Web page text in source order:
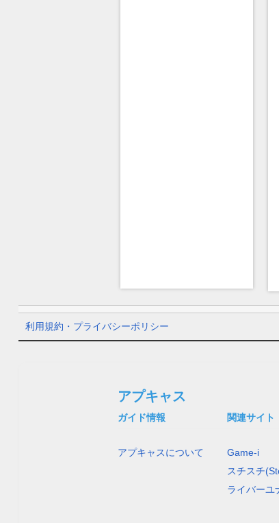
利用規約・プライバシーポリシー
アプキャス
ガイド情報
アプキャスについて
関連サイト
Game-i
スチスチ
ライバーユ